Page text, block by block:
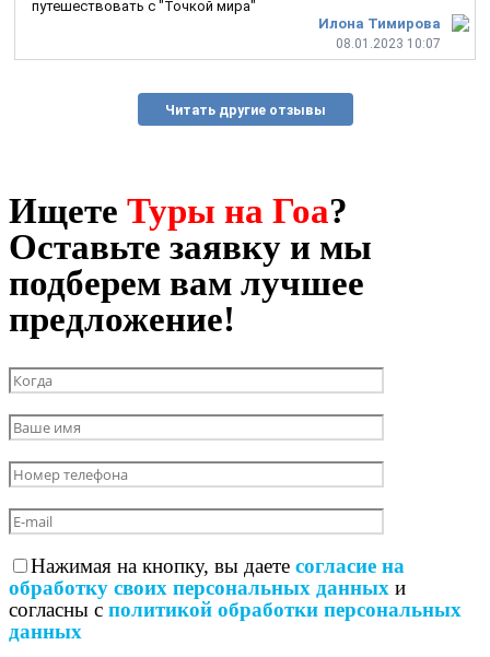
Илона Тимирова
08.01.2023 10:07
путешествовать с "Точкой мира"
Читать другие отзывы
Ищете Туры на Гоа?
Оставьте заявку и мы
подберем вам лучшее
предложение!
Нажимая на кнопку, вы даете согласие на
обработку своих персональных данных и
согласны с политикой обработки персональных
данных